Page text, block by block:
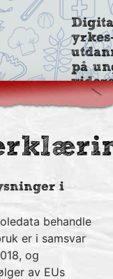
på
i
behandle
er i samsvar
og
av EUs